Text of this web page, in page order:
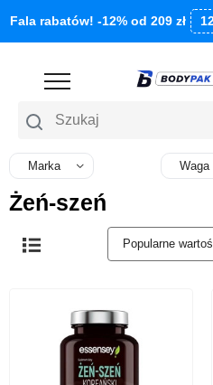
Fala rabatów! -12% od 209 zł
Szukaj
Marka Waga
Żeń-szeń